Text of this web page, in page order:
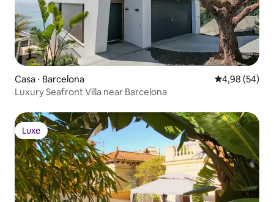
Casa ⋅ Barcelona 4,98 de uma
4,98 (54)
Luxury Seafront Villa near Barcelona
Luxe
Luxe